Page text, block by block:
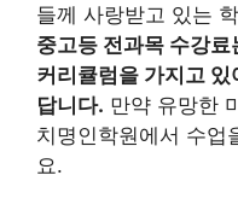
들께 사랑받고 있는
중고등 전과목 수강
커리큘럼을 가지고
답니다. 만약 유망한
치명인학원에서 수업
요.